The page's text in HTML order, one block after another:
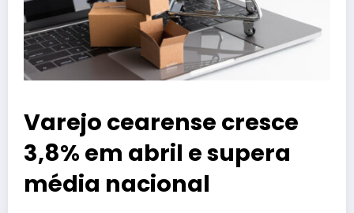
Varejo cearense cresce
3,8% em abril e supera
média nacional